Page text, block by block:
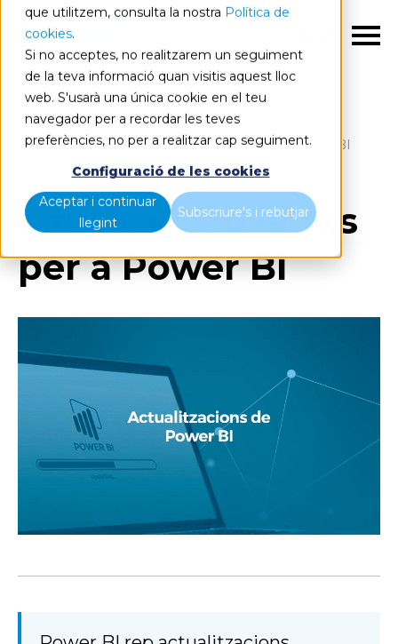
que utilitzem, consulta la nostra Política de
cookies.
Si no acceptes, no realitzarem un seguiment
de la teva informació quan visitis aquest lloc
web. S'usarà una única cookie en el teu
navegador per a recordar les teves
preferències, no per a realitzar cap seguiment.
Configuració de les cookies
Aceptar i continuar
llegint
Subscriure's i rebutjar
Blog Home 6 futures novetats per a Power BI
6 futures novetats
per a Power BI